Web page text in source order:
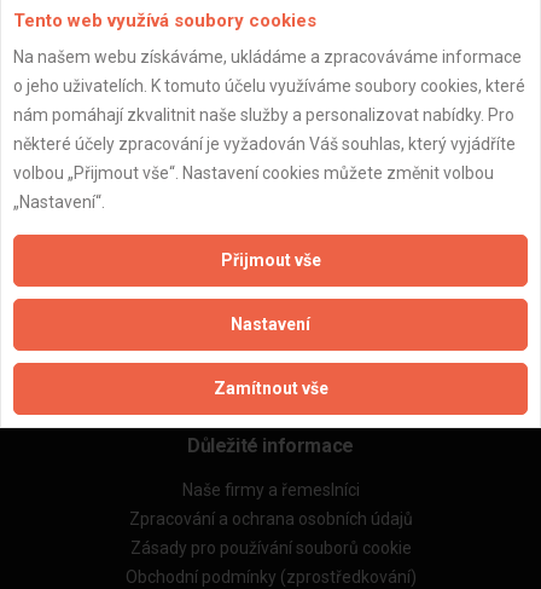
ZPĚT
Aktualizováno z portálu ARES dne 03.12.2025 01:15:03
Důležité informace
Naše firmy a řemeslníci
Zpracování a ochrana osobních údajů
Zásady pro používání souborů cookie
Obchodní podmínky (zprostředkování)
Tento web využívá soubory cookies
Na našem webu získáváme, ukládáme a zpracováváme informace
o jeho uživatelích. K tomuto účelu využíváme soubory cookies, které
nám pomáhají zkvalitnit naše služby a personalizovat nabídky. Pro
některé účely zpracování je vyžadován Váš souhlas, který vyjádříte
volbou „Přijmout vše“. Nastavení cookies můžete změnit volbou
„Nastavení“.
Přijmout vše
Nastavení
Zamítnout vše